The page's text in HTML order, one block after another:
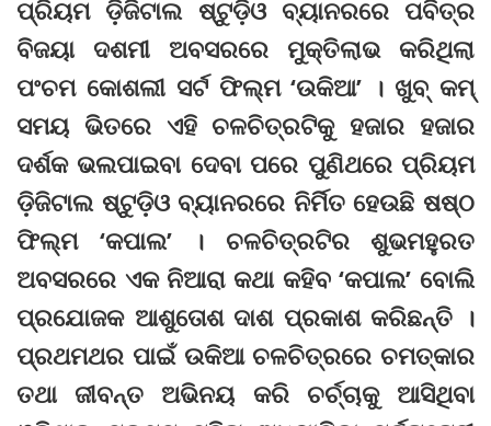
ପ୍ରିୟମ ଡ଼ିଜିଟାଲ ଷ୍ଟୁଡ଼ିଓ ବ୍ୟାନରରେ ପବିତ୍ର
ବିଜୟା ଦଶମୀ ଅବସରରେ ମୁକ୍ତିଲାଭ କରିଥିଲା
ପଂଚମ କୋଶଲୀ ସର୍ଟ ଫିଲ୍ମ ‘ଉକିଆ’ । ଖୁବ୍ କମ୍‌
ସମୟ ଭିତରେ ଏହି ଚଳଚିତ୍ରଟିକୁ ହଜାର ହଜାର
ଦର୍ଶକ ଭଲପାଇବା ଦେବା ପରେ ପୁଣିଥରେ ପ୍ରିୟମ
ଡ଼ିଜିଟାଲ ଷ୍ଟୁଡ଼ିଓ ବ୍ୟାନରରେ ନିର୍ମିତ ହେଉଛି ଷଷ୍ଠ
ଫିଲ୍ମ ‘କପାଲ’ । ଚଳଚିତ୍ରଟିର ଶୁଭମହୁରତ
ଅବସରରେ ଏକ ନିଆରା କଥା କହିବ ‘କପାଲ’ ବୋଲି
ପ୍ରଯୋଜକ ଆଶୁତୋଶ ଦାଶ ପ୍ରକାଶ କରିଛନ୍ତି ।
ପ୍ରଥମଥର ପାଇଁ ଉକିଆ ଚଳଚିତ୍ରରେ ଚମତ୍କାର
ତଥା ଜୀବନ୍ତ ଅଭିନୟ କରି ଚର୍ଚ୍ଚାକୁ ଆସିଥିବା